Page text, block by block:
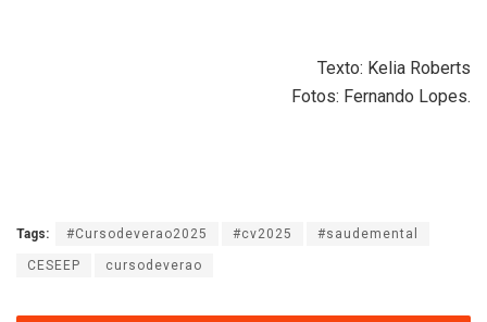
Texto: Kelia Roberts
Fotos: Fernando Lopes.
Tags: #Cursodeverao2025 #cv2025 #saudemental
CESEEP cursodeverao